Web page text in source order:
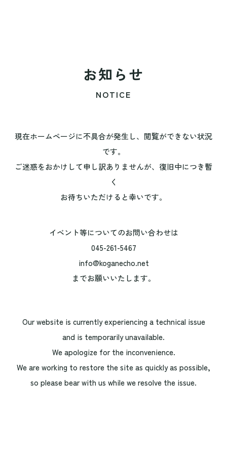
お知らせ
NOTICE
現在ホームページに不具合が発生し、閲覧ができない状況
です。
ご迷惑をおかけして申し訳ありませんが、復旧中につき暫
く
お待ちいただけると幸いです。
イベント等についてのお問い合わせは
045-261-5467
info@koganecho.net
までお願いいたします。
Our website is currently experiencing a technical issue
and is temporarily unavailable.
We apologize for the inconvenience.
We are working to restore the site as quickly as possible,
so please bear with us while we resolve the issue.